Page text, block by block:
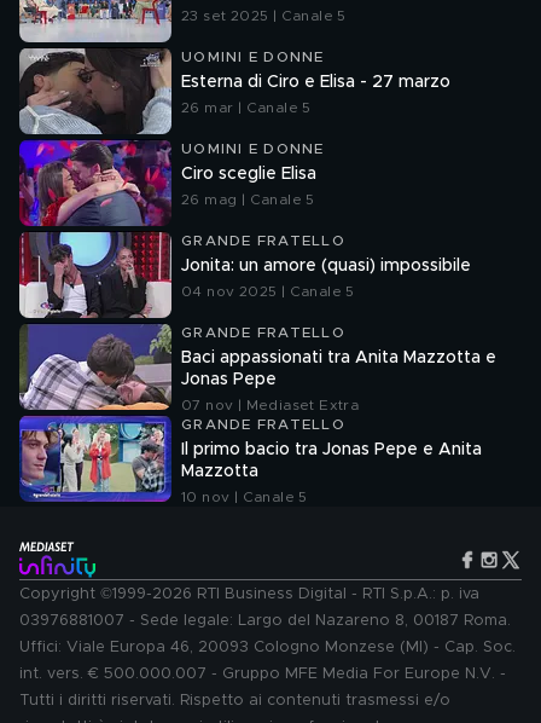
23 set 2025 | Canale 5
UOMINI E DONNE
Esterna di Ciro e Elisa - 27 marzo
26 mar | Canale 5
UOMINI E DONNE
Ciro sceglie Elisa
26 mag | Canale 5
GRANDE FRATELLO
Jonita: un amore (quasi) impossibile
04 nov 2025 | Canale 5
GRANDE FRATELLO
Baci appassionati tra Anita Mazzotta e
Jonas Pepe
07 nov | Mediaset Extra
GRANDE FRATELLO
Il primo bacio tra Jonas Pepe e Anita
Mazzotta
10 nov | Canale 5
Copyright ©1999-2026 RTI Business Digital - RTI S.p.A.: p. iva
03976881007 - Sede legale: Largo del Nazareno 8, 00187 Roma.
Uffici: Viale Europa 46, 20093 Cologno Monzese (MI) - Cap. Soc.
int. vers. € 500.000.007 - Gruppo MFE Media For Europe N.V. -
Tutti i diritti riservati. Rispetto ai contenuti trasmessi e/o